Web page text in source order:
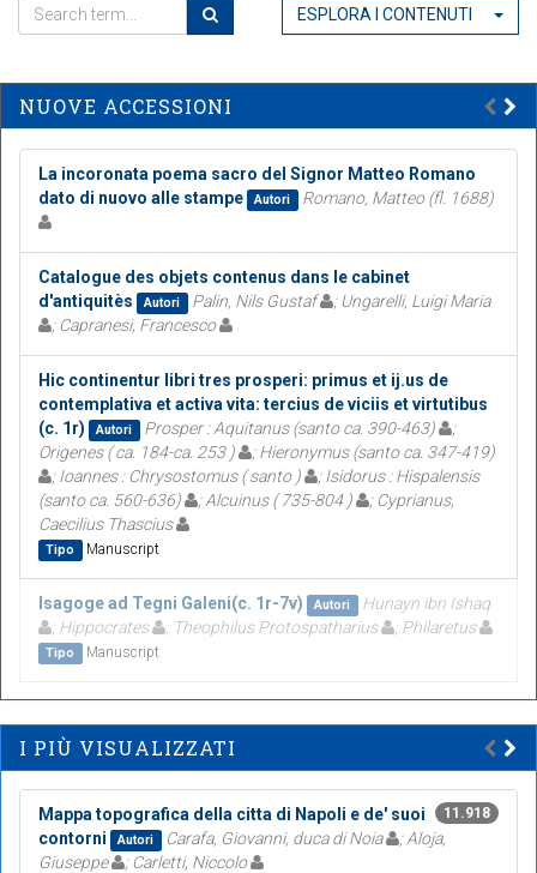
ESPLORA I CONTENUTI
NUOVE ACCESSIONI
La incoronata poema sacro del Signor Matteo Romano
dato di nuovo alle stampe
Autori Romano, Matteo (fl. 1688)
Catalogue des objets contenus dans le cabinet
d'antiquitès
Autori Palin, Nils Gustaf
; Ungarelli, Luigi Maria
; Capranesi, Francesco
Hic continentur libri tres prosperi: primus et ij.us de
contemplativa et activa vita: tercius de viciis et virtutibus
(c. 1r)
Autori Prosper : Aquitanus (santo ca. 390-463)
;
Origenes ( ca. 184-ca. 253 )
; Hieronymus (santo ca. 347-419)
; Ioannes : Chrysostomus ( santo )
; Isidorus : Hispalensis
(santo ca. 560-636)
; Alcuinus ( 735-804 )
; Cyprianus,
Caecilius Thascius
Tipo Manuscript
Isagoge ad Tegni Galeni(c. 1r-7v) Autori
Hunayn ibn Ishaq
; Hippocrates
; Theophilus Protospatharius ; Philaretus
Tipo Manuscript
I PIÙ VISUALIZZATI
11.918
Mappa topografica della citta di Napoli e de' suoi
contorni
Autori Carafa, Giovanni, duca di Noia
; Aloja,
Giuseppe
; Carletti, Niccolo